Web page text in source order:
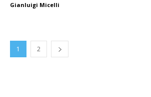
Gianluigi Micelli
1 2